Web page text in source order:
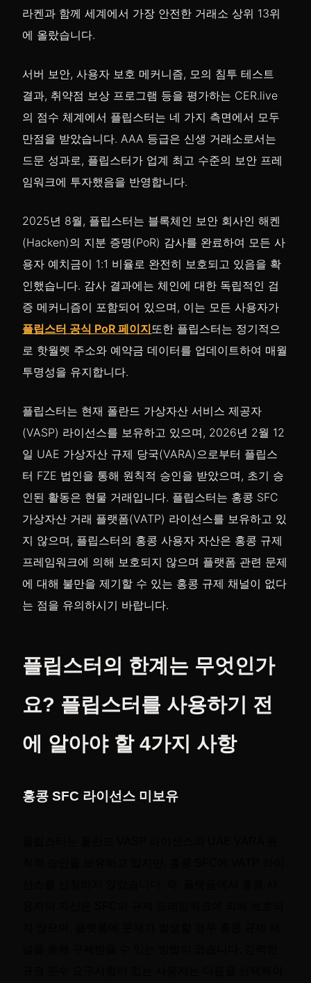
라켄과 함께 세계에서 가장 안전한 거래소 상위 13위
에 올랐습니다.
서버 보안, 사용자 보호 메커니즘, 모의 침투 테스트
결과, 취약점 보상 프로그램 등을 평가하는 CER.live
의 점수 체계에서 플립스터는 네 가지 측면에서 모두
만점을 받았습니다. AAA 등급은 신생 거래소로서는
드문 성과로, 플립스터가 업계 최고 수준의 보안 프레
임워크에 투자했음을 반영합니다.
2025년 8월, 플립스터는 블록체인 보안 회사인 해켄
(Hacken)의 지분 증명(PoR) 감사를 완료하여 모든 사
용자 예치금이 1:1 비율로 완전히 보호되고 있음을 확
인했습니다. 감사 결과에는 체인에 대한 독립적인 검
증 메커니즘이 포함되어 있으며, 이는 모든 사용자가
플립스터 공식 PoR 페이지또한 플립스터는 정기적으
로 핫월렛 주소와 예약금 데이터를 업데이트하여 매월
투명성을 유지합니다.
플립스터는 현재 폴란드 가상자산 서비스 제공자
(VASP) 라이선스를 보유하고 있으며, 2026년 2월 12
일 UAE 가상자산 규제 당국(VARA)으로부터 플립스
터 FZE 법인을 통해 원칙적 승인을 받았으며, 초기 승
인된 활동은 현물 거래입니다. 플립스터는 홍콩 SFC
가상자산 거래 플랫폼(VATP) 라이선스를 보유하고 있
지 않으며, 플립스터의 홍콩 사용자 자산은 홍콩 규제
프레임워크에 의해 보호되지 않으며 플랫폼 관련 문제
에 대해 불만을 제기할 수 있는 홍콩 규제 채널이 없다
는 점을 유의하시기 바랍니다.
플립스터의 한계는 무엇인가
요? 플립스터를 사용하기 전
에 알아야 할 4가지 사항
홍콩 SFC 라이선스 미보유